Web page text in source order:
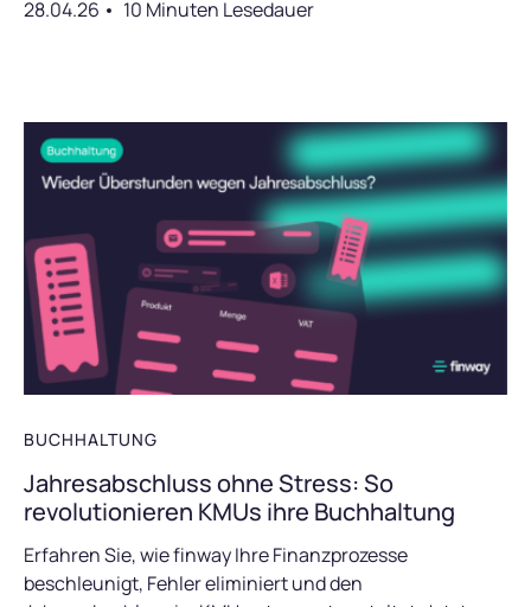
28.04.26 10 Minuten Lesedauer
BUCHHALTUNG
Jahresabschluss ohne Stress: So
revolutionieren KMUs ihre Buchhaltung
Erfahren Sie, wie finway Ihre Finanzprozesse
beschleunigt, Fehler eliminiert und den